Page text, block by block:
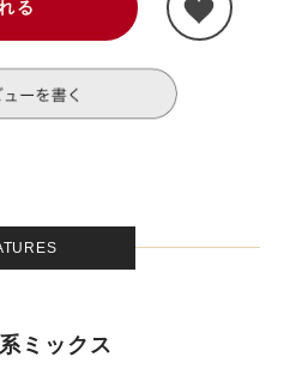
ミックス